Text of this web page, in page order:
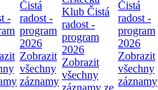
-
Čistá
radost -
program
2026
Zobrazit
všechny
záznamy
Klub Čistá
radost -
program
2026
Zobrazit
všechny
záznamy ze
Čistá
radost -
program
2026
Zobrazit
všechny
záznamy